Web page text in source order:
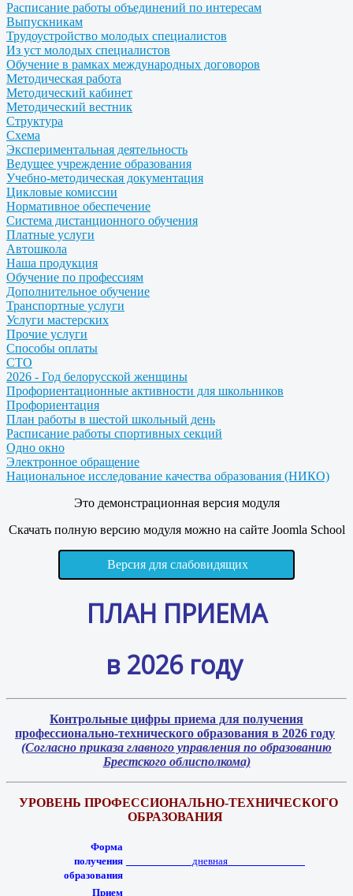
Расписание работы объединений по интересам
Выпускникам
Трудоустройство молодых специалистов
Из уст молодых специалистов
Обучение в рамках международных договоров
Методическая работа
Методический кабинет
Методический вестник
Структура
Схема
Экспериментальная деятельность
Ведущее учреждение образования
Учебно-методическая документация
Цикловые комиссии
Нормативное обеспечение
Система дистанционного обучения
Платные услуги
Автошкола
Наша продукция
Обучение по профессиям
Дополнительное обучение
Транспортные услуги
Услуги мастерских
Прочие услуги
Способы оплаты
СТО
2026 - Год белорусской женщины
Профориентационные активности для школьников
Профориентация
План работы в шестой школьный день
Расписание работы спортивных секций
Одно окно
Электронное обращение
Национальное исследование качества образования (НИКО)
Это демонстрационная версия модуля
Скачать полную версию модуля можно на сайте Joomla School
Версия для слабовидящих
ПЛАН ПРИЕМА
в 2026 году
Контрольные цифры приема для получения
профессионально-технического образования в 2026 году
(Согласно приказа главного управления по образованию
Брестского облисполкома)
УРОВЕНЬ ПРОФЕССИОНАЛЬНО-ТЕХНИЧЕСКОГО
ОБРАЗОВАНИЯ
Форма
получения
образования
____________дневная______________
Прием